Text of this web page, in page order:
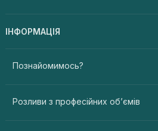
ІНФОРМАЦІЯ
Познайомимось?
Розливи з професійних об’ємів